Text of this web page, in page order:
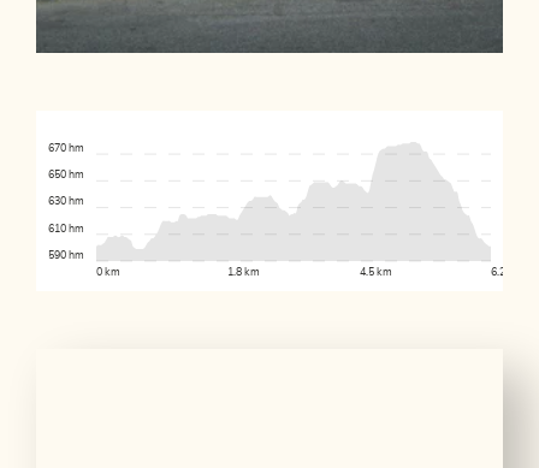
0 km 1.8 km 4.5 km 6.2 km
590 hm
610 hm
630 hm
650 hm
670 hm